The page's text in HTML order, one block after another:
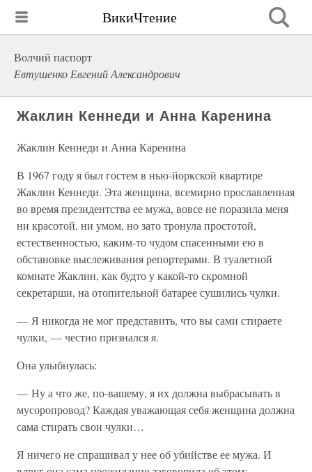
ВикиЧтение
Волчий паспорт
Евтушенко Евгений Александрович
Жаклин Кеннеди и Анна Каренина
Жаклин Кеннеди и Анна Каренина
В 1967 году я был гостем в нью-йоркской квартире
Жаклин Кеннеди. Эта женщина, всемирно прославленная
во время президентства ее мужа, вовсе не поразила меня
ни красотой, ни умом, но зато тронула простотой,
естественностью, каким-то чудом спасенными ею в
обстановке выслеживания репортерами. В туалетной
комнате Жаклин, как будто у какой-то скромной
секретарши, на отопительной батарее сушились чулки.
— Я никогда не мог представить, что вы сами стираете
чулки, — честно признался я.
Она улыбнулась:
— Ну а что же, по-вашему, я их должна выбрасывать в
мусоропровод? Каждая уважающая себя женщина должна
сама стирать свои чулки…
Я ничего не спрашивал у нее об убийстве ее мужа. И